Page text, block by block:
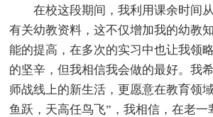
在校这段期间，我利用课余时间
有关幼教资料，这不仅增加我的幼教
能的提高，在多次的实习中也让我领
的坚辛，但我相信我会做的最好。我
师战线上的新生活，更愿意在教育领
鱼跃，天高任鸟飞”，我相信，在老一